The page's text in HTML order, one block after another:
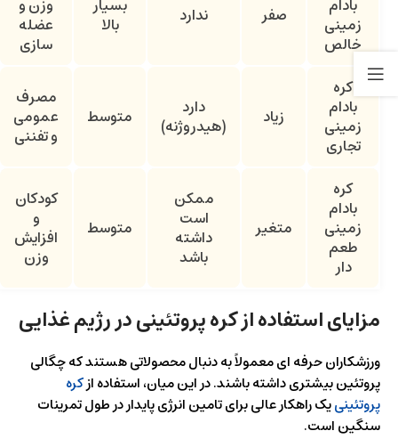
بادام
زمینی
خالص
صفر ندارد بسیار
بالا
وزن و
عضله‌
سازی
کره
بادام
زمینی
تجاری
زیاد دارد
(هیدروژنه) متوسط
مصرف
عمومی
و تفننی
کره
بادام
زمینی
طعم‌
دار
متغیر
ممکن
است
داشته
باشد
متوسط
کودکان
و
افزایش
وزن
مزایای استفاده از کره پروتئینی در رژیم غذایی
ورزشکاران حرفه‌ ای معمولاً به دنبال محصولاتی هستند که چگالی
پروتئین بیشتری داشته باشند. در این میان، استفاده ازکره
پروتئینییک راهکار عالی برای تامین انرژی پایدار در طول تمرینات
سنگین است.